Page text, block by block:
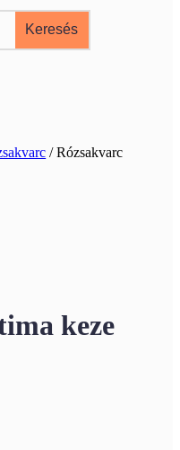
/ Rózsakvarc
keze